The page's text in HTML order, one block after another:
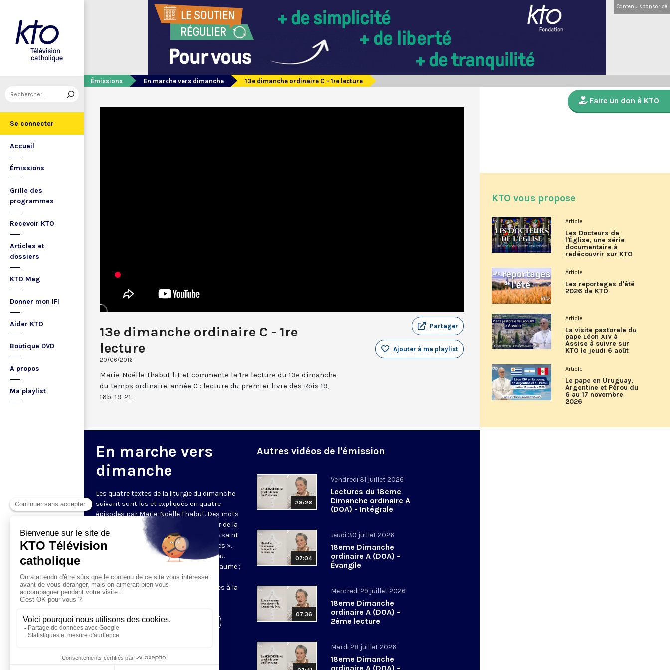
Se connecter
Accueil
Émissions
Grille des
programmes
Recevoir KTO
Articles et
dossiers
KTO Mag
Donner mon IFI
Aider KTO
Boutique DVD
A propos
Ma playlist
Contenu sponsorisé
Émissions En marche vers dimanche 13e dimanche ordinaire C - 1re lecture
13e dimanche ordinaire C - 1re
lecture
20/06/2016
Partager
Ajouter à ma playlist
Marie-Noëlle Thabut lit et commente la 1re lecture du 13e dimanche
du temps ordinaire, année C : lecture du premier livre des Rois 19,
16b. 19-21.
En marche vers
dimanche
Les quatre textes de la liturgie du dimanche
suivant sont lus et expliqués en quatre
épisodes par Marie-Noëlle Thabut. Des mots
simples et lumineux pour aller au cœur de la
Révélation biblique, entrer dans ce que saint
Luc appelle « l’intelligence des Écritures ».
Chaque jour, vivez avec la Parole de Dieu.
Lundi, la première lecture ; mardi, le psaume ;
mercredi, la deuxième lecture ; jeudi,
l’Évangile ; vendredi, les quatre épisodes à la
Visiter la page de l'émission
Autres vidéos de l'émission
28:26
Vendredi 31 juillet 2026
Lectures du 18eme
Dimanche ordinaire A
(DOA) - Intégrale
07:04
Jeudi 30 juillet 2026
18eme Dimanche
ordinaire A (DOA) -
Évangile
07:36
Mercredi 29 juillet 2026
18eme Dimanche
ordinaire A (DOA) -
2ème lecture
Mardi 28 juillet 2026
18eme Dimanche
ordinaire A (DOA) -
Faire un don à KTO
KTO vous propose
Article
Les Docteurs de
l'Église, une série
documentaire à
redécouvrir sur KTO
Article
Les reportages d'été
2026 de KTO
Article
La visite pastorale du
pape Léon XIV à
Assise à suivre sur
KTO le jeudi 6 août
Article
Le pape en Uruguay,
Argentine et Pérou du
6 au 17 novembre
2026